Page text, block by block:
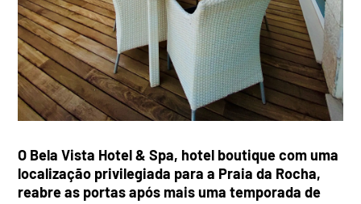
O Bela Vista Hotel & Spa, hotel boutique com uma
localização privilegiada para a Praia da Rocha,
reabre as portas após mais uma temporada de